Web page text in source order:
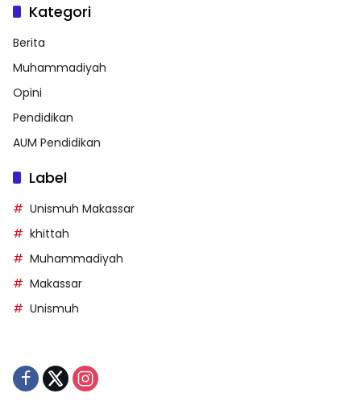
Kategori
Berita
Muhammadiyah
Opini
Pendidikan
AUM Pendidikan
Label
Unismuh Makassar
khittah
Muhammadiyah
Makassar
Unismuh